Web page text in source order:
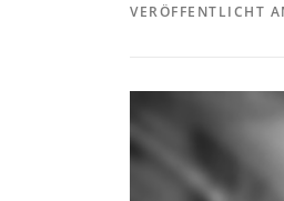
VERÖFFENTLICHT